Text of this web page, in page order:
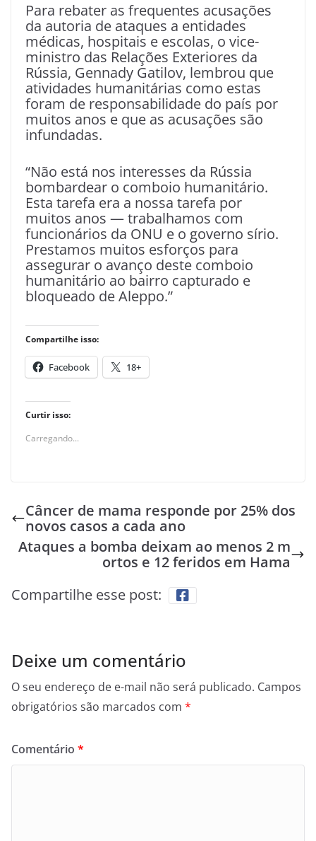
Para rebater as frequentes acusações
da autoria de ataques a entidades
médicas, hospitais e escolas, o vice-
ministro das Relações Exteriores da
Rússia, Gennady Gatilov, lembrou que
atividades humanitárias como estas
foram de responsabilidade do país por
muitos anos e que as acusações são
infundadas.
“Não está nos interesses da Rússia
bombardear o comboio humanitário.
Esta tarefa era a nossa tarefa por
muitos anos — trabalhamos com
funcionários da ONU e o governo sírio.
Prestamos muitos esforços para
assegurar o avanço deste comboio
humanitário ao bairro capturado e
bloqueado de Aleppo.”
Compartilhe isso:
Facebook 18+
Curtir isso:
Carregando...
Câncer de mama responde por 25% dos
novos casos a cada ano
Ataques a bomba deixam ao menos 2 m
ortos e 12 feridos em Hama
Compartilhe esse post:
Deixe um comentário
O seu endereço de e-mail não será publicado. Campos
obrigatórios são marcados com *
Comentário *